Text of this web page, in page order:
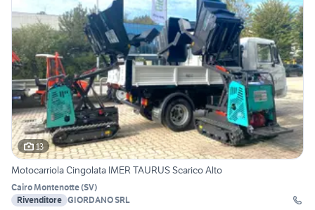
13
Motocarriola Cingolata IMER TAURUS Scarico Alto
Cairo Montenotte(SV)
Rivenditore GIORDANO SRL